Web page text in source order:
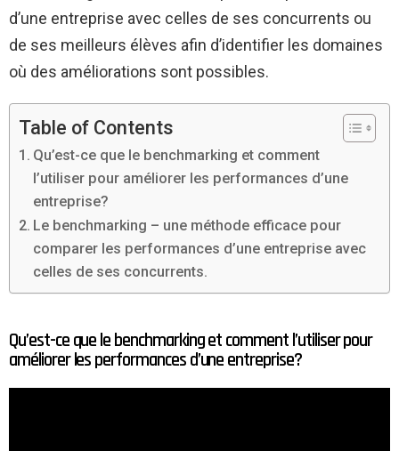
d’une entreprise avec celles de ses concurrents ou
de ses meilleurs élèves afin d’identifier les domaines
où des améliorations sont possibles.
Table of Contents
Qu’est-ce que le benchmarking et comment
l’utiliser pour améliorer les performances d’une
entreprise?
Le benchmarking – une méthode efficace pour
comparer les performances d’une entreprise avec
celles de ses concurrents.
Qu’est-ce que le benchmarking et comment l’utiliser pour
améliorer les performances d’une entreprise?